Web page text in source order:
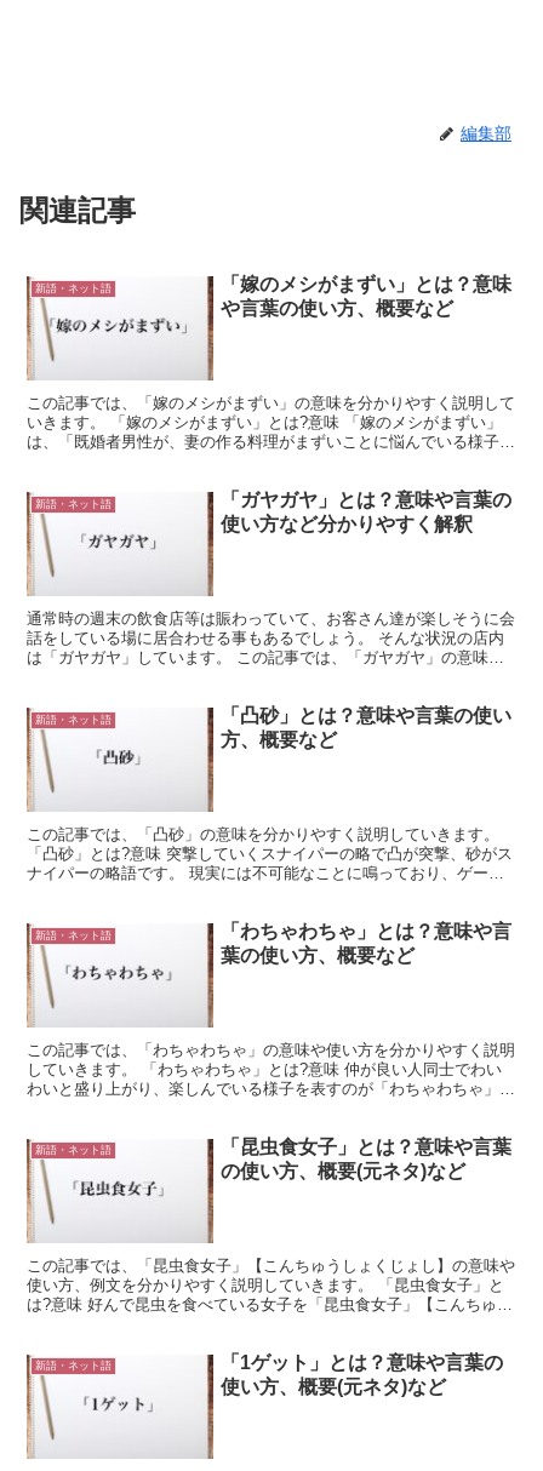
編集部
関連記事
新語・ネット語
「嫁のメシがまずい」とは？意味
や言葉の使い方、概要など
この記事では、「嫁のメシがまずい」の意味を分かりやすく説明して
いきます。 「嫁のメシがまずい」とは?意味 「嫁のメシがまずい」
は、「既婚者男性が、妻の作る料理がまずいことに悩んでいる様子」
新語・ネット語
「ガヤガヤ」とは？意味や言葉の
使い方など分かりやすく解釈
通常時の週末の飲食店等は賑わっていて、お客さん達が楽しそうに会
話をしている場に居合わせる事もあるでしょう。 そんな状況の店内
は「ガヤガヤ」しています。 この記事では、「ガヤガヤ」の意味を
新語・ネット語
「凸砂」とは？意味や言葉の使い
方、概要など
この記事では、「凸砂」の意味を分かりやすく説明していきます。
「凸砂」とは?意味 突撃していくスナイパーの略で凸が突撃、砂がス
ナイパーの略語です。 現実には不可能なことに鳴っており、ゲーム
新語・ネット語
「わちゃわちゃ」とは？意味や言
葉の使い方、概要など
この記事では、「わちゃわちゃ」の意味や使い方を分かりやすく説明
していきます。 「わちゃわちゃ」とは?意味 仲が良い人同士でわい
わいと盛り上がり、楽しんでいる様子を表すのが「わちゃわちゃ」で
新語・ネット語
「昆虫食女子」とは？意味や言葉
の使い方、概要(元ネタ)など
この記事では、「昆虫食女子」【こんちゅうしょくじょし】の意味や
使い方、例文を分かりやすく説明していきます。 「昆虫食女子」と
は?意味 好んで昆虫を食べている女子を「昆虫食女子」【こんちゅう
新語・ネット語
「1ゲット」とは？意味や言葉の
使い方、概要(元ネタ)など